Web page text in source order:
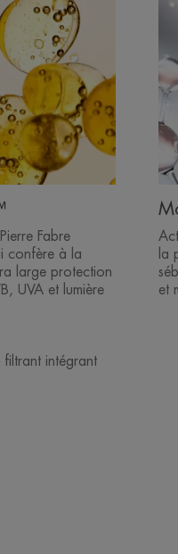
Fabre
confère à la
large protection
UVA et lumière
filtrant intégrant
la
et